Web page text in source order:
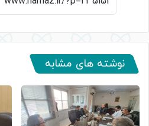
نوشته های مشابه